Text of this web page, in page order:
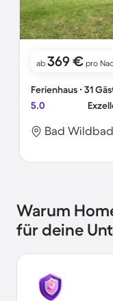
ab 369 € pro
Ferienhaus ∙ 31
5.0
Bad
Warum
für deine